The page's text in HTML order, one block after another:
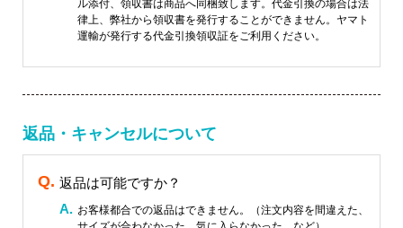
ル添付、領収書は商品へ同梱致します。代金引換の場合は法
律上、弊社から領収書を発行することができません。ヤマト
運輸が発行する代金引換領収証をご利用ください。
返品・キャンセルについて
返品は可能ですか？
お客様都合での返品はできません。（注文内容を間違えた、